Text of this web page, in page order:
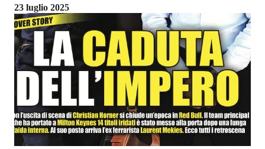
23 luglio 2025